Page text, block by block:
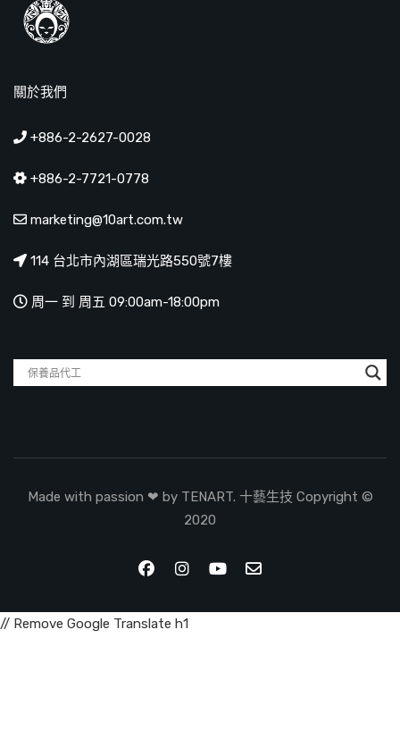
關於我們
+886-2-2627-0028
+886-2-7721-0778
marketing@10art.com.tw
114 台北市內湖區瑞光路550號7樓
周一 到 周五 09:00am-18:00pm
Made with passion ❤ by TENART. 十藝生技 Copyright ©
2020
// Remove Google Translate h1